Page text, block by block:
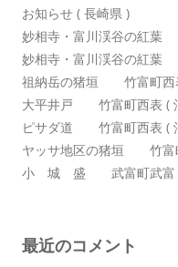
お知らせ ( 長崎県 )
妙相寺・富川渓谷の紅葉
妙相寺・富川渓谷の紅葉
祖納岳の猪垣 竹富町西
大平井戸 竹富町西表 (
ピサダ道 竹富町西表 (
ヤッサ地区の猪垣 竹富
小 城 盛 武富町武富 (
最近のコメント